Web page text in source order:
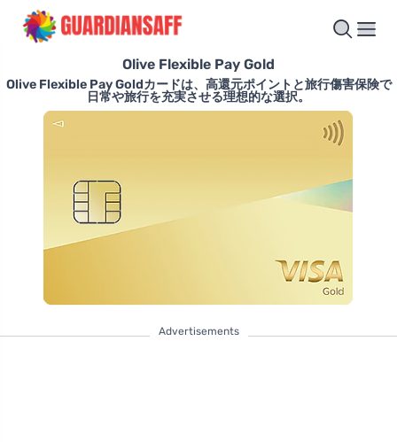
Olive Flexible Pay Gold
Olive Flexible Pay Goldカードは、高還元ポイントと旅行傷害保険で
日常や旅行を充実させる理想的な選択。
Advertisements